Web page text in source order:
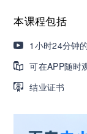
营销获客｜
AI职场发展
🔥精选10
本课程包括
1小时24分钟
可在APP随时
结业证书